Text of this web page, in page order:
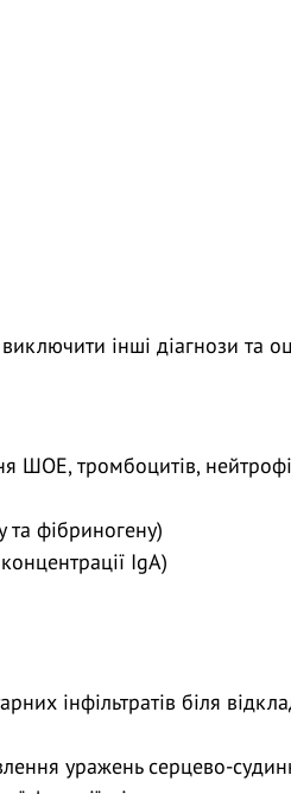
інші діагнози та
ШОЕ, тромбоцитів,
та фібриногену)
IgA)
інфільтратів біля
уражень серцево-